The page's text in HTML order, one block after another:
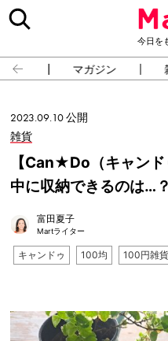
今日を
占い マガジン
2023.09.10 公開
雑貨
【Can★Do（キャン
中に収納できるのは…
富田夏子
Martライター
キャンドゥ 100均 100円雑貨